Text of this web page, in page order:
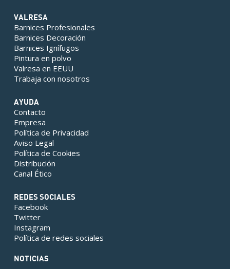
VALRESA
Barnices Profesionales
Barnices Decoración
Barnices Ignífugos
Pintura en polvo
Valresa en EEUU
Trabaja con nosotros
AYUDA
Contacto
Empresa
Política de Privacidad
Aviso Legal
Política de Cookies
Distribución
Canal Ético
REDES SOCIALES
Facebook
Twitter
Instagram
Política de redes sociales
NOTICIAS